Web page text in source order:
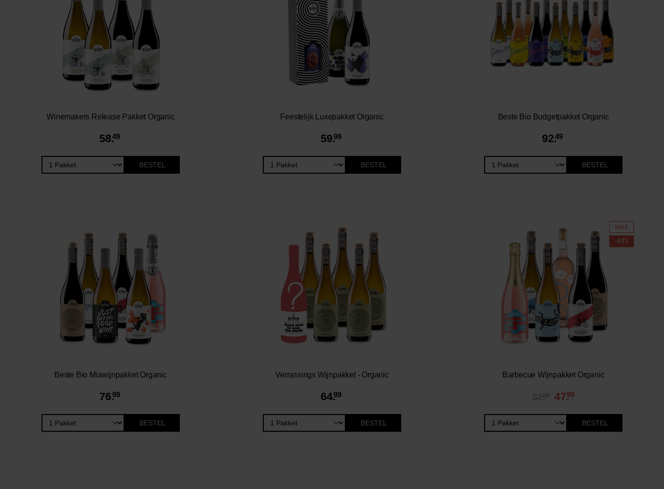
Winemakers Release Pakket Organic
58.49
BESTEL
Feestelijk Luxepakket Organic
59.99
BESTEL
Beste Bio Budgetpakket Organic
92.49
BESTEL
Beste Bio Mixwijnpakket Organic
76.99
BESTEL
Verrassings Wijnpakket - Organic
64.99
BESTEL
SALE
-€15
Barbecue Wijnpakket Organic
62.99 47.99
BESTEL